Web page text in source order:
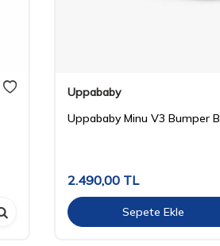
Uppababy
Uppababy Minu V3 Bumper
2.490,00 TL
Sepete Ekle